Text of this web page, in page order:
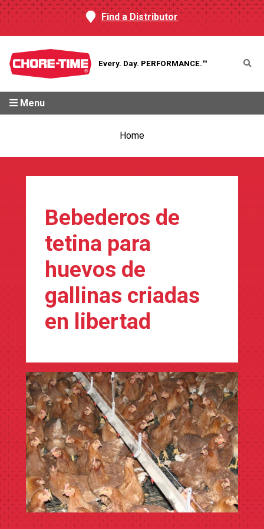
Find a Distributor
Every. Day. PERFORMANCE.™
Menu
Home
Bebederos de
tetina para
huevos de
gallinas criadas
en libertad